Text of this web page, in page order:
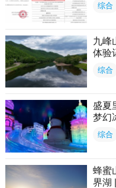
综合
九峰
体验
综合
盛夏
梦幻
综合
蜂蜜
界湖